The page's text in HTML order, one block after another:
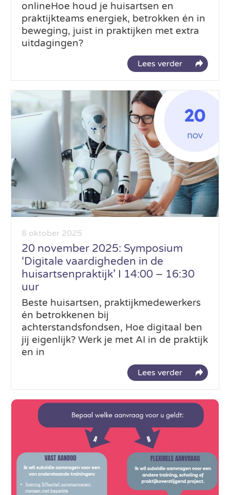
onlineHoe houd je huisartsen en
praktijkteams energiek, betrokken én in
beweging, juist in praktijken met extra
uitdagingen?
Lees verder
8 oktober 2025
20 november 2025: Symposium
‘Digitale vaardigheden in de
huisartsenpraktijk’ I 14:00 – 16:30
uur
Beste huisartsen, praktijkmedewerkers
én betrokkenen bij
achterstandsfondsen, Hoe digitaal ben
jij eigenlijk? Werk je met AI in de praktijk
en in
Lees verder